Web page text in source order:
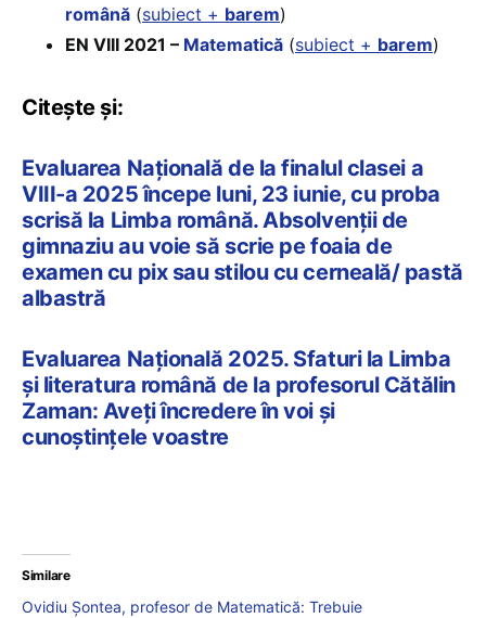
română (subiect + barem)
EN VIII 2021 – Matematică (subiect + barem)
Citește și:
Evaluarea Națională de la finalul clasei a
VIII-a 2025 începe luni, 23 iunie, cu proba
scrisă la Limba română. Absolvenții de
gimnaziu au voie să scrie pe foaia de
examen cu pix sau stilou cu cerneală/ pastă
albastră
Evaluarea Națională 2025. Sfaturi la Limba
și literatura română de la profesorul Cătălin
Zaman: Aveți încredere în voi și
cunoștințele voastre
Similare
Ovidiu Șontea, profesor de Matematică: Trebuie